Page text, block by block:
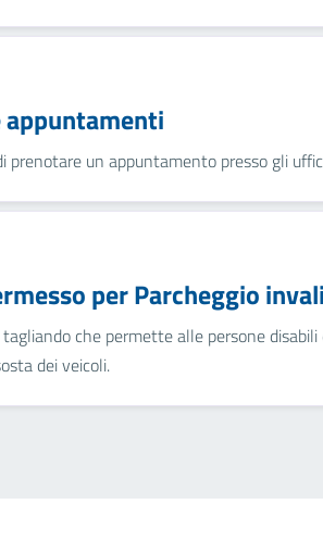
prenotare un appuntamento presso gli
per Parcheggio
che permette alle persone
dei veicoli.